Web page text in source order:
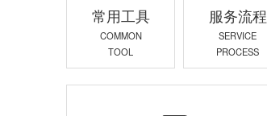
常用工具
COMMON
TOOL
服务流程
SERVICE
PROCESS